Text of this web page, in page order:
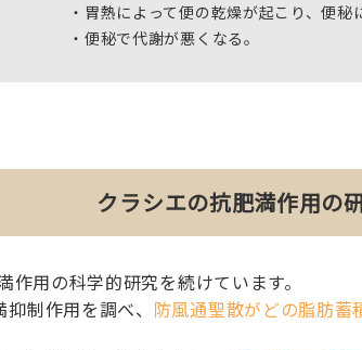
・胃熱によって便の乾燥が起こり、便秘
・便秘で代謝が悪くなる。
クラシエの抗肥満作用の
用の科学的研究を続けています。
制作用を調べ、 防風通聖散がどの脂肪蓄